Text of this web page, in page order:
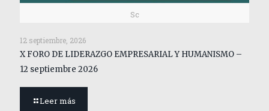
Sc
12 septiembre, 2026
X FORO DE LIDERAZGO EMPRESARIAL Y HUMANISMO –
12 septiembre 2026
Leer más